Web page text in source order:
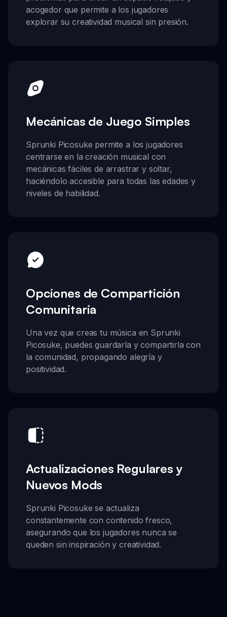
acogedor que permite a los jugadores
explorar su creatividad musical sin presión.
Mecánicas de Juego Simples
Sprunki Picosuke permite a los jugadores
centrarse en la creación musical con
mecánicas fáciles de arrastrar y soltar,
haciéndolo accesible para todas las edades y
niveles de habilidad.
Opciones de Compartición
Comunitaria
Una vez que creas tu música en Sprunki
Picosuke, puedes guardarla y compartirla con
la comunidad, propagando alegría y
positividad.
Actualizaciones Regulares y
Nuevos Mods
Sprunki Picosuke se actualiza
constantemente con contenido fresco,
asegurando que los jugadores nunca se
queden sin inspiración y creatividad.